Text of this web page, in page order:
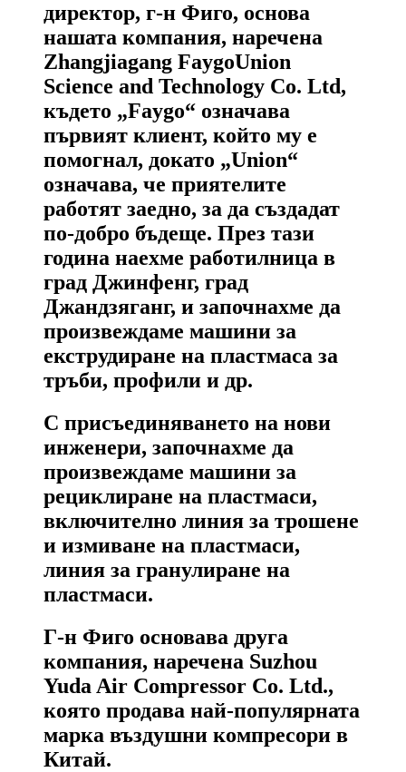
директор, г-н Фиго, основа
нашата компания, наречена
Zhangjiagang FaygoUnion
Science and Technology Co. Ltd,
където „Faygo“ означава
първият клиент, който му е
помогнал, докато „Union“
означава, че приятелите
работят заедно, за да създадат
по-добро бъдеще. През тази
година наехме работилница в
град Джинфенг, град
Джандзяганг, и започнахме да
произвеждаме машини за
екструдиране на пластмаса за
тръби, профили и др.
С присъединяването на нови
инженери, започнахме да
произвеждаме машини за
рециклиране на пластмаси,
включително линия за трошене
и измиване на пластмаси,
линия за гранулиране на
пластмаси.
Г-н Фиго основава друга
компания, наречена Suzhou
Yuda Air Compressor Co. Ltd.,
която продава най-популярната
марка въздушни компресори в
Китай.